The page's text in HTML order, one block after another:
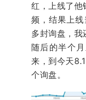
红，上线了
频，结果上
多封询盘，我
随后的半个
来，到今天
个询盘。